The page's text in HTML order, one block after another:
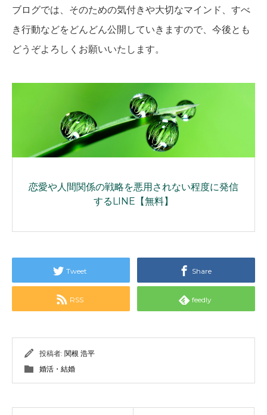
ブログでは、そのための気付きや大切なマインド、すべ
き行動などをどんどん公開していきますので、今後とも
どうぞよろしくお願いいたします。
恋愛や人間関係の戦略を悪用されない程度に発信
するLINE【無料】
Tweet Share
RSS feedly
投稿者: 関根 浩平
婚活・結婚